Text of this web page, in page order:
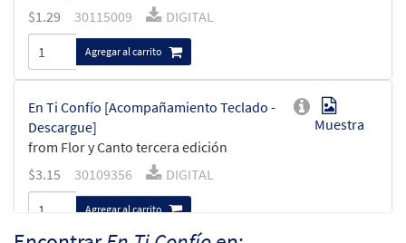
$1.29 30115009 DIGITAL
Agregar al carrito
En Ti Confío [Acompañamiento Teclado -
Descargue]
from Flor y Canto tercera edición
Muestra
$3.15 30109356 DIGITAL
Agregar al carrito